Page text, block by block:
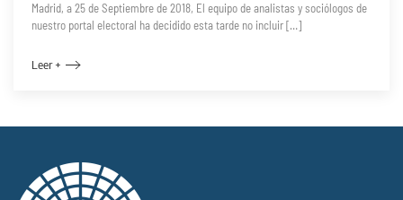
Madrid, a 25 de Septiembre de 2018, El equipo de analistas y sociólogos de
nuestro portal electoral ha decidido esta tarde no incluir […]
Leer +